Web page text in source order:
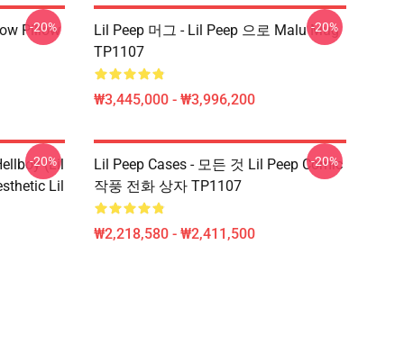
Pillow
-20%
Lil Peep 머그 - Lil Peep 으로 Malu Mug
TP1107
₩3,445,000 - ₩3,996,200
-20%
(Lil
Lil
-20%
Lil Peep Cases - 모든 것 Lil Peep Comic
작풍 전화 상자 TP1107
₩2,218,580 - ₩2,411,500
-20%